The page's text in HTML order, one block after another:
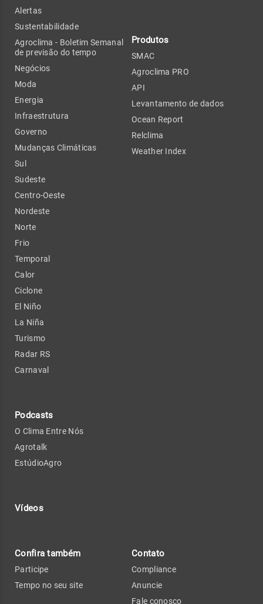
Alertas
Sustentabilidade
Agroclima - Boletim Semanal
de previsão do tempo
Negócios
Moda
Energia
Infraestrutura
Governo
Mudanças Climáticas
Sul
Sudeste
Centro-Oeste
Nordeste
Norte
Frio
Temporal
Calor
Ciclone
El Niño
La Niña
Turismo
Radar RS
Carnaval
Podcasts
O Clima Entre Nós
Agrotalk
EstúdioAgro
Vídeos
Produtos
SMAC
Agroclima PRO
API
Levantamento de dados
Ocean Report
Relclima
Weather Index
Confira também
Participe
Tempo no seu site
Contato
Compliance
Anuncie
Fale conosco